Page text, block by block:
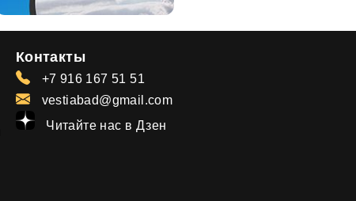
Контакты
+7 916 167 51 51
vestiabad@gmail.com
Читайте нас в Дзен